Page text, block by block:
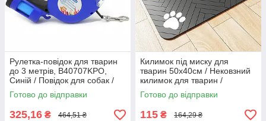
Рулетка-повідок для тварин
до 3 метрів, B40707KPO,
Синій / Повідок для собак /
Автоматичний повідок
Готово до відправки
325,16 ₴ 464,51 ₴
Килимок під миску для
тварин 50х40см / Нековзний
килимок для тварин /
Килимок-підставка під миски
Готово до відправки
115 ₴ 164,29 ₴